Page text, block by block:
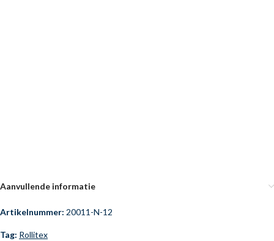
Aanvullende informatie
Artikelnummer: 20011-N-12
Tag: Rollitex